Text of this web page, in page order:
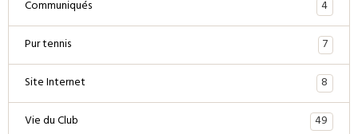
Communiqués
4
Pur tennis
7
Site Internet
8
Vie du Club
49